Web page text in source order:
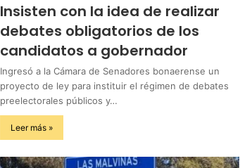
Insisten con la idea de realizar
debates obligatorios de los
candidatos a gobernador
Ingresó a la Cámara de Senadores bonaerense un
proyecto de ley para instituir el régimen de debates
preelectorales públicos y…
Leer más »